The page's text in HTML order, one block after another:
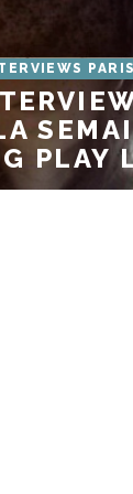
PLAY